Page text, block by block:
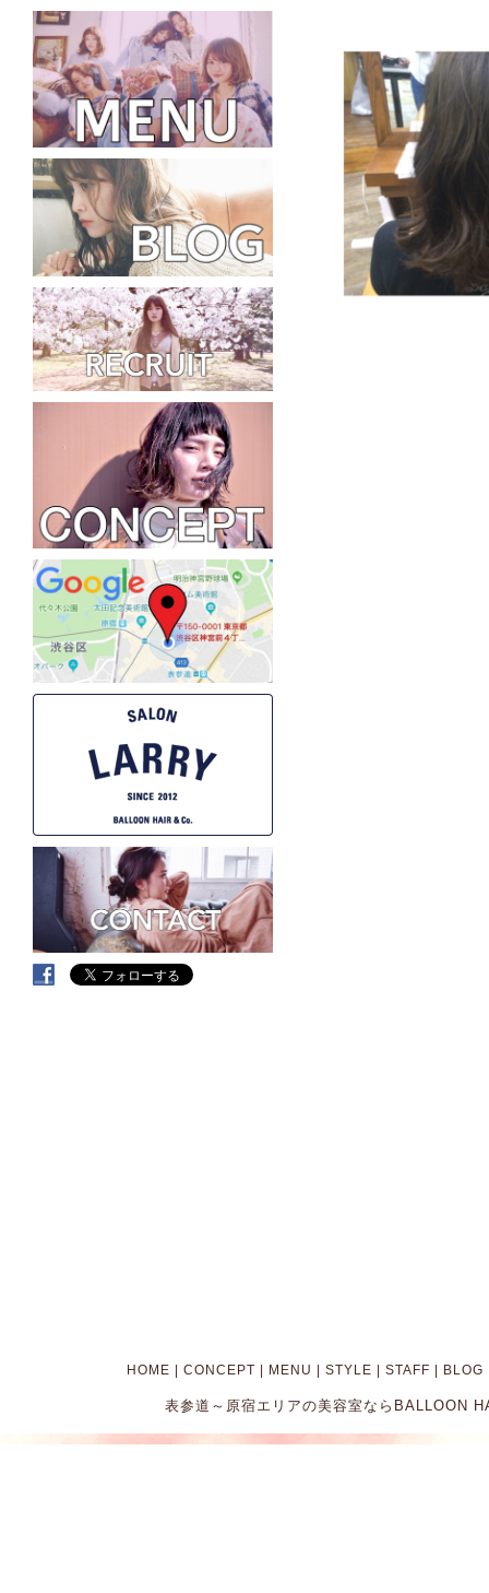
HOME CONCEPT MENU STYLE STAFF BLOG
表参道～原宿エリアの美容室なら